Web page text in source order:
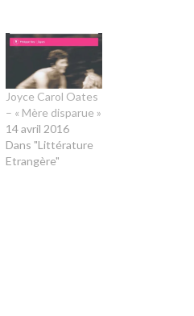
Joyce Carol Oates
– « Mère disparue »
14 avril 2016
Dans "Littérature
Etrangère"